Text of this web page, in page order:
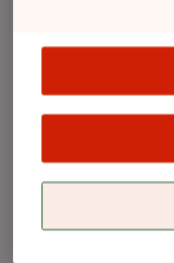
Skål
Grön